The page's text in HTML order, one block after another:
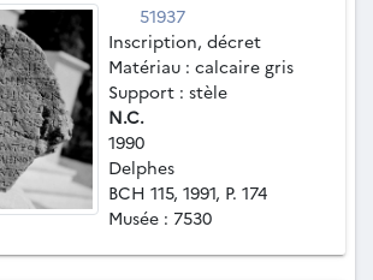
51937
Inscription, décret
Matériau : calcaire gris
Support : stèle
N.C.
1990
Delphes
BCH 115, 1991, P. 174
Musée : 7530